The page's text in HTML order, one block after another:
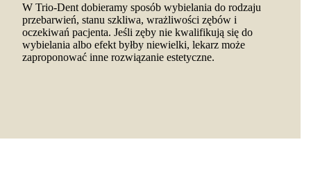
W Trio-Dent dobieramy sposób wybielania do rodzaju
przebarwień, stanu szkliwa, wrażliwości zębów i
oczekiwań pacjenta. Jeśli zęby nie kwalifikują się do
wybielania albo efekt byłby niewielki, lekarz może
zaproponować inne rozwiązanie estetyczne.